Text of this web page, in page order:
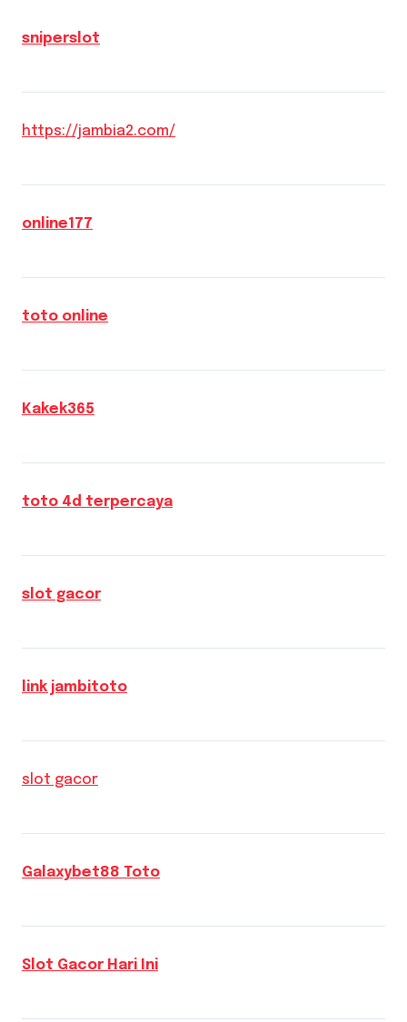
sniperslot
https://jambia2.com/
online177
toto online
Kakek365
toto 4d terpercaya
slot gacor
link jambitoto
slot gacor
Galaxybet88 Toto
Slot Gacor Hari Ini